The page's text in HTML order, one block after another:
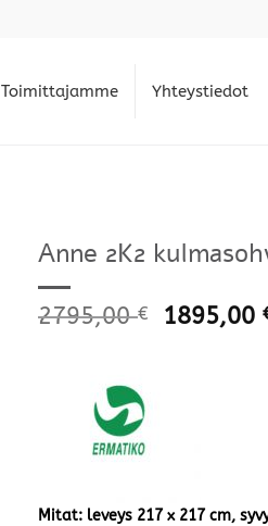
Toimittajamme Yhteystiedot
Anne 2K2
2795,00€ 1895,00
Mitat: leveys 217 x 217 cm,